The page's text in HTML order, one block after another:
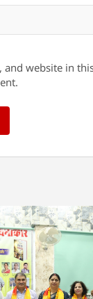
and website in